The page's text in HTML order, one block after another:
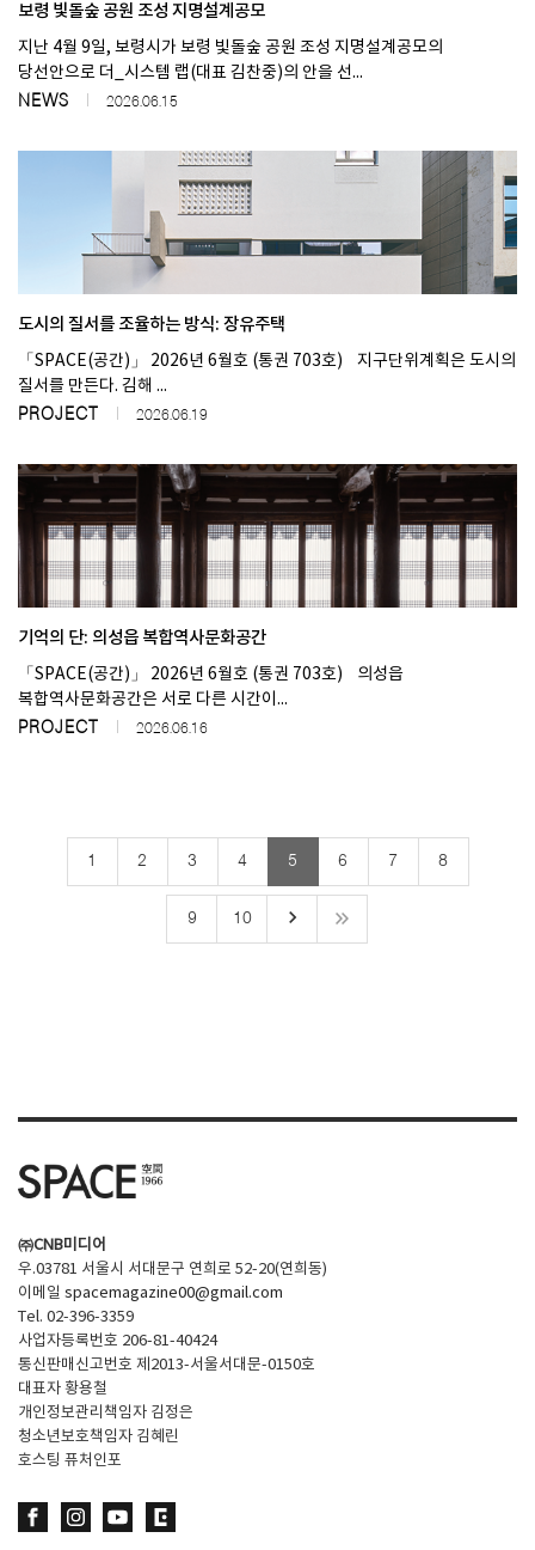
보령 빛돌숲 공원 조성 지명설계공모
지난 4월 9일, 보령시가 보령 빛돌숲 공원 조성 지명설계공모의
당선안으로 더_시스템 랩(대표 김찬중)의 안을 선...
NEWS 2026.06.15
도시의 질서를 조율하는 방식: 장유주택
「SPACE(공간)」 2026년 6월호 (통권 703호) 지구단위계획은 도시의
질서를 만든다. 김해 ...
PROJECT 2026.06.19
기억의 단: 의성읍 복합역사문화공간
「SPACE(공간)」 2026년 6월호 (통권 703호) 의성읍
복합역사문화공간은 서로 다른 시간이...
PROJECT 2026.06.16
1 2 3 4 5 6 7 8
9 10 keyboard_arrow_right
㈜CNB미디어
우.03781 서울시 서대문구 연희로 52-20(연희동)
이메일 spacemagazine00@gmail.com
Tel. 02-396-3359
사업자등록번호 206-81-40424
통신판매신고번호 제2013-서울서대문-0150호
대표자 황용철
개인정보관리책임자 김정은
청소년보호책임자 김혜린
호스팅 퓨처인포